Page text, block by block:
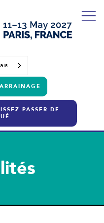
PASSER DE